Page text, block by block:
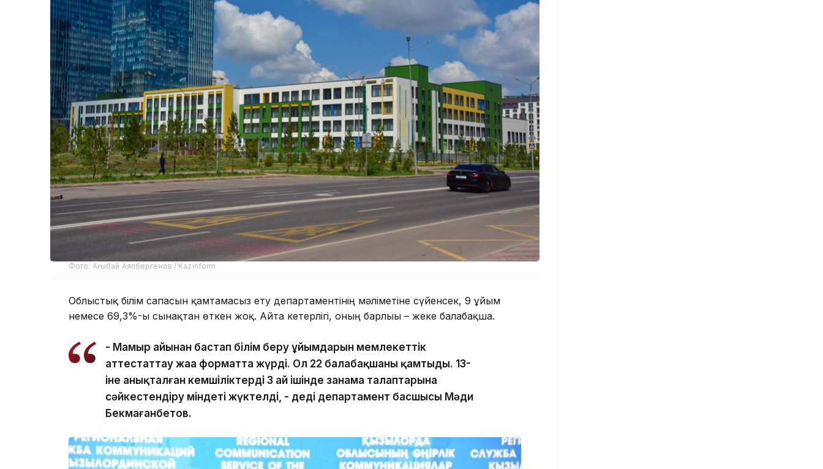
Фото: Ағыбай Аяпбергенов / Kazinform
Облыстық білім сапасын қамтамасыз ету департаментінің мәліметіне сүйенсек, 9 ұйым
немесе 69,3%-ы сынақтан өткен жоқ. Айта кетерлігі, оның барлығы – жеке балабақша.
- Мамыр айынан бастап білім беру ұйымдарын мемлекеттік
аттестаттау жаңа форматта жүрді. Ол 22 балабақшаны қамтыды. 13-
іне анықталған кемшіліктерді 3 ай ішінде заңнама талаптарына
сәйкестендіру міндеті жүктелді, - деді департамент басшысы Мәди
Бекмағанбетов.